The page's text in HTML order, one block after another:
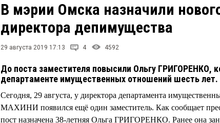
В мэрии Омска назначили
директора депимущества
29 августа 2019 17:13 4 4592
До поста заместителя повысили Ольгу ГРИГОРЕНКО,
департаменте имущественных отношений шесть лет.
Сегодня, 29 августа, у директора департамента
МАХИНИ появился ещё один заместитель. Как сообщает
пост назначена 38-летняя Ольга ГРИГОРЕНКО. Ранее она